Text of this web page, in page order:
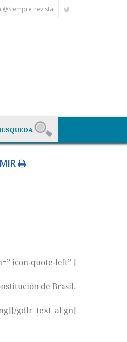
@Siempre_revista
icon-quote-left” ]
de Brasil.
gdlr_text_align]